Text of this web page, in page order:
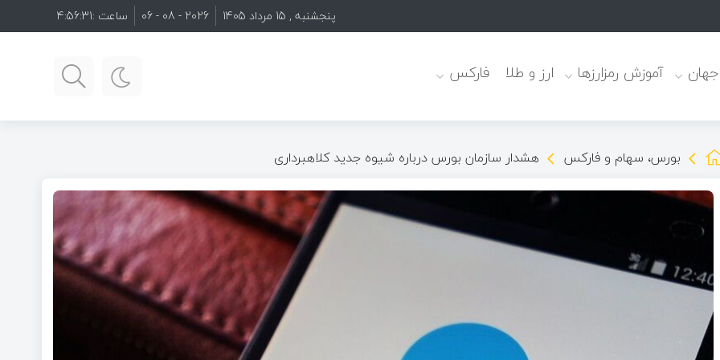
پنجشنبه , 15 مرداد 1405 2026 - 08 - 06 ساعت :4:56:33
جهان آموزش رمزارزها ارز و طلا فارکس
بورس، سهام و فارکس هشدار سازمان بورس درباره شیوه جدید کلاهبرداری